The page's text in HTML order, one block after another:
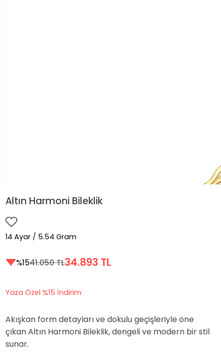
Altın Harmoni Bileklik
14 Ayar / 5.54 Gram
%1541.050 TL34.893 TL
Yaza Özel %15 İndirim
Akışkan form detayları ve dokulu geçişleriyle öne
çıkan Altın Harmoni Bileklik, dengeli ve modern bir stil
sunar.